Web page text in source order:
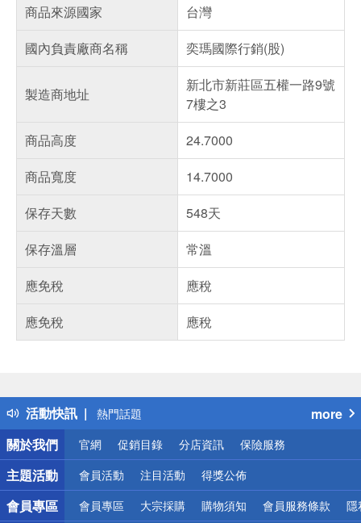
商品來源國家
台灣
國內負責廠商名稱
奕瑪國際行銷(股)
製造商地址
新北市新莊區五權一路9號
7樓之3
商品高度
24.7000
商品寬度
14.7000
保存天數
548天
保存溫層
常溫
應免稅
應稅
應免稅
應稅
活動快訊
得獎公告
熱門話題
銀行優惠
偏遠地區配送
詐騙網頁！請小心！
more
關於我們
官網 促銷目錄 分店資訊 保險服務
主題活動 會員活動 注目活動 得獎公佈
會員專區 會員專區 大宗採購 購物須知 會員服務條款 隱